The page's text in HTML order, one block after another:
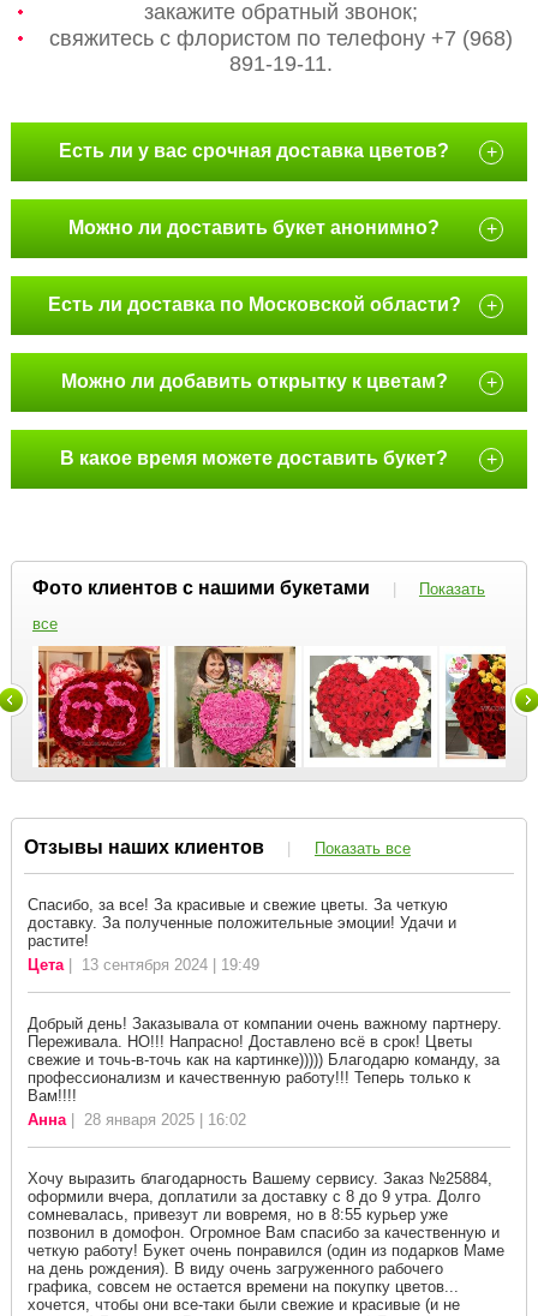
закажите обратный звонок;
свяжитесь с флористом по телефону +7 (968)
891-19-11.
Есть ли у вас срочная доставка цветов? +
Можно ли доставить букет анонимно? +
Есть ли доставка по Московской области? +
Можно ли добавить открытку к цветам? +
В какое время можете доставить букет? +
Фото клиентов с нашими букетами |
Показать
все
Отзывы наших клиентов | Показать все
Спасибо, за все! За красивые и свежие цветы. За четкую
доставку. За полученные положительные эмоции! Удачи и
растите!
Цета| 13 сентября 2024 | 19:49
Добрый день! Заказывала от компании очень важному партнеру.
Переживала. НО!!! Напрасно! Доставлено всё в срок! Цветы
свежие и точь-в-точь как на картинке))))) Благодарю команду, за
профессионализм и качественную работу!!! Теперь только к
Вам!!!!
Анна| 28 января 2025 | 16:02
Хочу выразить благодарность Вашему сервису. Заказ №25884,
оформили вчера, доплатили за доставку с 8 до 9 утра. Долго
сомневалась, привезут ли вовремя, но в 8:55 курьер уже
позвонил в домофон. Огромное Вам спасибо за качественную и
четкую работу! Букет очень понравился (один из подарков Маме
на день рождения). В виду очень загруженного рабочего
графика, совсем не остается времени на покупку цветов...
хочется, чтобы они все-таки были свежие и красивые (и не